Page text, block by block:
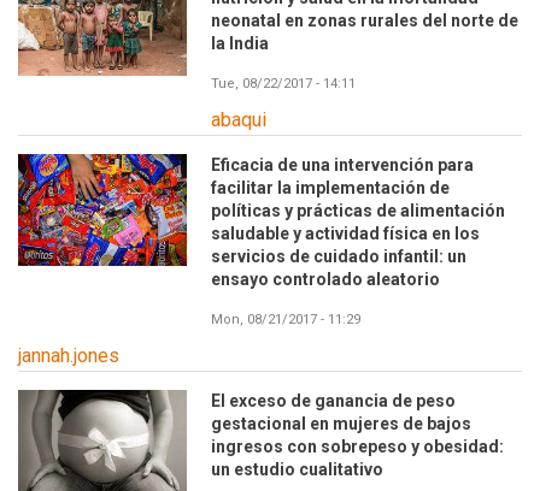
neonatal en zonas rurales del norte de
la India
Tue, 08/22/2017 - 14:11
abaqui
Eficacia de una intervención para
facilitar la implementación de
políticas y prácticas de alimentación
saludable y actividad física en los
servicios de cuidado infantil: un
ensayo controlado aleatorio
Mon, 08/21/2017 - 11:29
jannah.jones
El exceso de ganancia de peso
gestacional en mujeres de bajos
ingresos con sobrepeso y obesidad:
un estudio cualitativo